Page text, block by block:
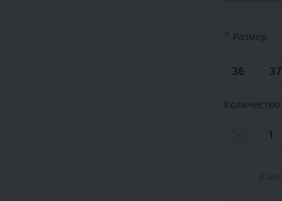
* Размер
36 37
Количество:
-